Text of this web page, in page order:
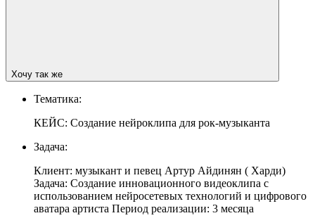
Хочу так же
Тематика:
КЕЙС: Создание нейроклипа для рок-музыканта
Задача:
Клиент: музыкант и певец Артур Айдинян ( Харди)
Задача: Создание инновационного видеоклипа с
использованием нейросетевых технологий и цифрового
аватара артиста Период реализации: 3 месяца